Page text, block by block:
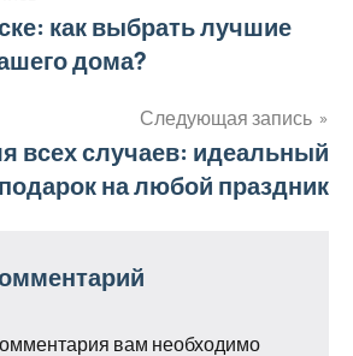
как выбрать лучшие
дома?
Следующая запись
всех случаев: идеальный
подарок на любой праздник
вам необходимо